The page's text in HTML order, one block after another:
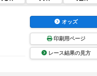
オッズ
印刷用ページ
レース結果の見方